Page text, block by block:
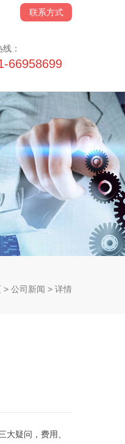
联系方式
：
66958699
> 公司新闻 > 详情
疑问，费用、